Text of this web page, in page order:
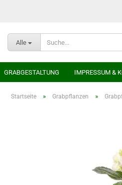
Alle
GRABGESTALTUNG IMPRESSUM &
Startseite » Grabpflanzen »